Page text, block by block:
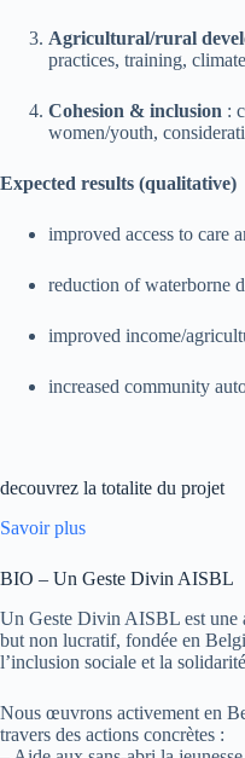
Agricultural/rural
practices, training,
Cohesion & inclusion :
women/youth,
Expected results (qualitative)
improved access to care
reduction of waterborne
improved income/
increased community
decouvrez la totalite du projet
Savoir plus
BIO – Un Geste Divin AISBL
Un Geste Divin AISBL est une
but non lucratif, fondée en
l’inclusion sociale et la
Nous œuvrons activement en
travers des actions concrètes :